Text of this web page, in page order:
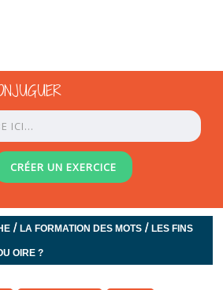
CRÉER UN EXERCICE
/LA FORMATION DES MOTS /LES FINS
OIRE ?